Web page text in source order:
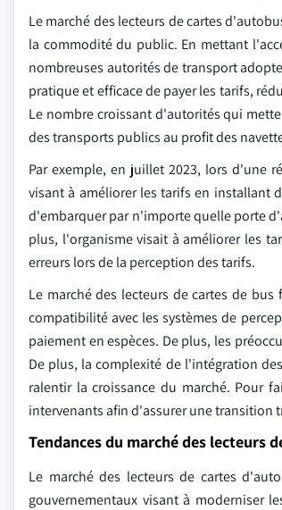
Le marché des lecteurs de cartes
la commodité du public. En mettant
nombreuses autorités de transport
pratique et efficace de payer les tarifs,
Le nombre croissant d'autorités qui
des transports publics au profit des
Par exemple, en juillet 2023, lors d'une
visant à améliorer les tarifs en installant
d'embarquer par n'importe quelle porte
plus, l'organisme visait à améliorer les
erreurs lors de la perception des tarifs.
Le marché des lecteurs de cartes de
compatibilité avec les systèmes de
paiement en espèces. De plus, les
De plus, la complexité de l'intégration
ralentir la croissance du marché. Pour
intervenants afin d'assurer une transition
Tendances du marché des lecteurs
Le marché des lecteurs de cartes
gouvernementaux visant à moderniser